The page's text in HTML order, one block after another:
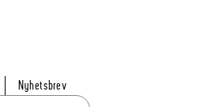
Nyhetsbrev